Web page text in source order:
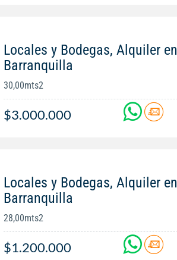
Locales y Bodegas, Alquiler en
Barranquilla
30,00mts2
$3.000.000
Locales y Bodegas, Alquiler en
Barranquilla
28,00mts2
$1.200.000